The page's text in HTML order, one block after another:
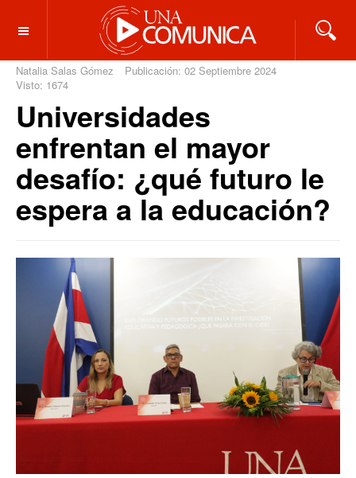
OFF CANVAS
Natalia Salas Gómez
Publicación: 02 Septiembre 2024
Visto: 1674
Universidades
enfrentan el mayor
desafío: ¿qué futuro le
espera a la educación?